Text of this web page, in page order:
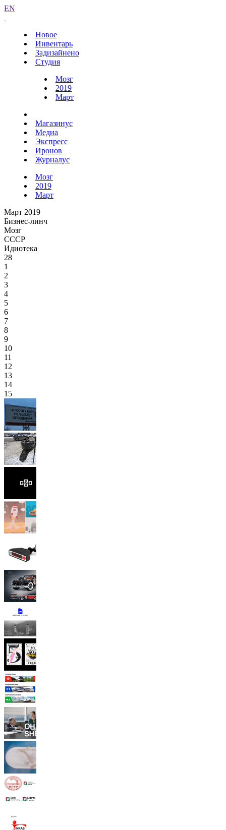
EN
Новое
Инвентарь
Задизайнено
Студия
Мозг
2019
Март
Магазинус
Медиа
Экспресс
Иронов
Журналус
Мозг
2019
Март
Март 2019
Бизнес-линч
Мозг
СССР
Идиотека
28
1
2
3
4
5
6
7
8
9
10
11
12
13
14
15